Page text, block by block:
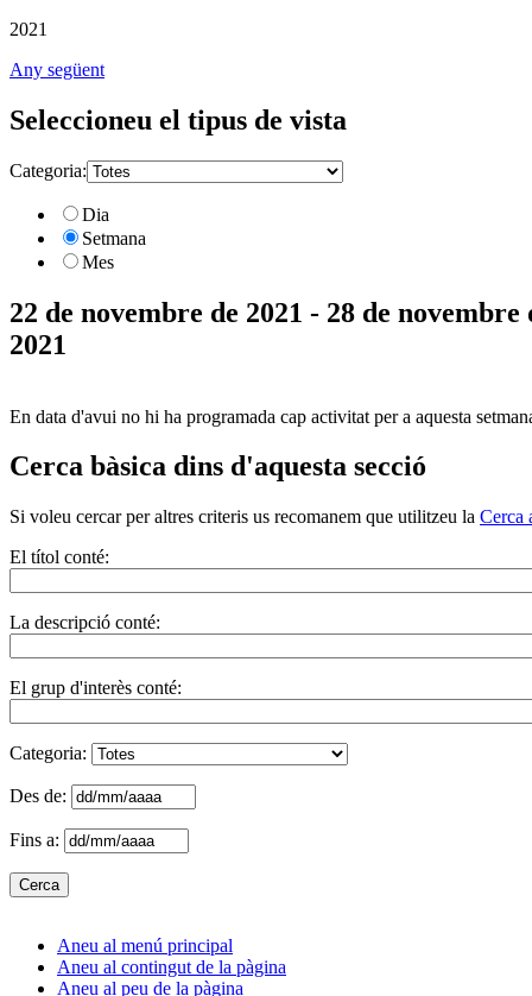
2021
Any següent
Seleccioneu el tipus de vista
Categoria:
Dia
Setmana
Mes
22 de novembre de 2021 - 28 de novembre
2021
En data d'avui no hi ha programada cap activitat per a aquesta
Cerca bàsica dins d'aquesta secció
Si voleu cercar per altres criteris us recomanem que utilitzeu la Cerca
El títol conté:
La descripció conté:
El grup d'interès conté:
Categoria:
Des de:
Fins a:
Aneu al menú principal
Aneu al contingut de la pàgina
Aneu al peu de la pàgina